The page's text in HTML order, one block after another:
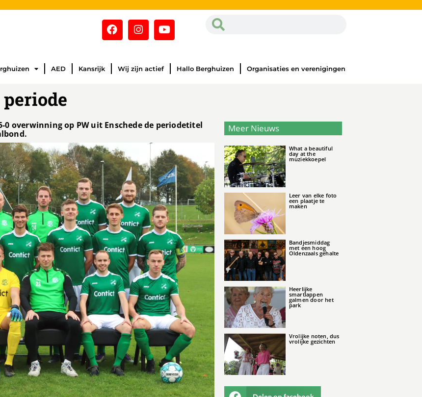
AED Kansrijk Wij zijn actief Hallo Berghuizen Organisaties en verenigingen
0 overwinning op PW uit Enschede de periodetitel
Meer Nieuws
What a beautiful
day at the
muziekkoepel
Leer van elke foto
een plaatje te
maken
Bandjesmiddag
met een hoog
Oldenzaals gehalte
Heerlijke
smartlappen
galmen door het
park
Vrolijke noten, dus
vrolijke gezichten